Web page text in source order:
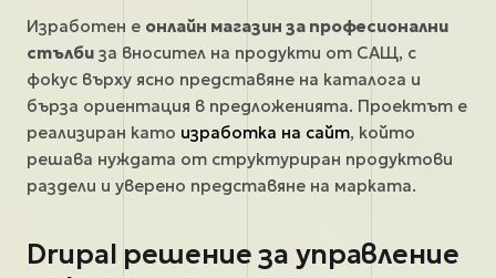
Изработен е онлайн магазин за професионални
стълби за вносител на продукти от САЩ, с
фокус върху ясно представяне на каталога и
бърза ориентация в предложенията. Проектът е
реализиран като изработка на сайт, който
решава нуждата от структуриран продуктови
раздели и уверено представяне на марката.
Drupal решение за управление